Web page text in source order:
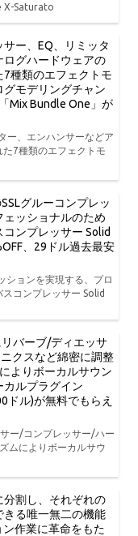
X-Saturato
サー、EQ、リミッタ
ログハードウェアの
種類のエフェクトモ
モデリングチャン
Mix Bundle One」が
ー、エンハンサーなどア
7種類のエフェクトモ
グルーコンプレッ
ッショナルのため
ンプレッサー Solid
、29ドル過去最安
ションを実現する、プロ
コンプレッサー Solid
バーブ/ディエッサ
クスなど綿密に調整
よりボーカルサウン
カルプラグイン
ドル)が無料でもらえ
ー/コンプレッサー/ハー
ムによりボーカルサウ
割し、それぞれの
きる唯一無二の機能
作業に革命をもた